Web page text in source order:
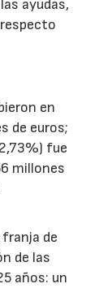
ayudas,
en
de euros;
fue
millones
de
de las
años: un